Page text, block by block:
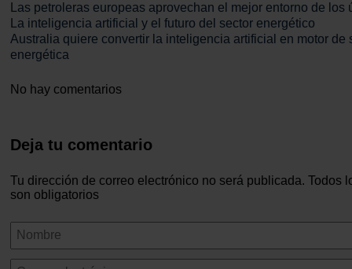
No hay comentarios
Deja tu comentario
Tu dirección de correo electrónico no será publicada. Todos
son obligatorios
Las petroleras europeas aprovechan el mejor entorno de los
La inteligencia artificial y el futuro del sector energético
Australia quiere convertir la inteligencia artificial en motor de
energética